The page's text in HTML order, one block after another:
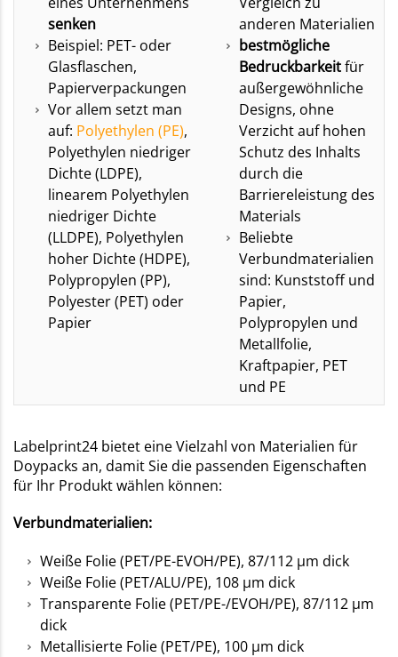
senken
Beispiel: PET- oder
Glasflaschen,
Papierverpackungen
Vor allem setzt man
auf: Polyethylen (PE),
Polyethylen niedriger
Dichte (LDPE),
linearem Polyethylen
niedriger Dichte
(LLDPE), Polyethylen
hoher Dichte (HDPE),
Polypropylen (PP),
Polyester (PET) oder
Papier
anderen Materialien
bestmögliche
Bedruckbarkeitfür
außergewöhnliche
Designs, ohne
Verzicht auf hohen
Schutz des Inhalts
durch die
Barriereleistung des
Materials
Beliebte
Verbundmaterialien
sind: Kunststoff und
Papier,
Polypropylen und
Metallfolie,
Kraftpapier, PET
und PE
Labelprint24 bietet eine Vielzahl von Materialien für
Doypacks an, damit Sie die passenden Eigenschaften
für Ihr Produkt wählen können:
Verbundmaterialien:
Weiße Folie (PET/PE-EVOH/PE), 87/112 µm dick
Weiße Folie (PET/ALU/PE), 108 µm dick
Transparente Folie (PET/PE-/EVOH/PE), 87/112 µm
dick
Metallisierte Folie (PET/PE), 100 µm dick